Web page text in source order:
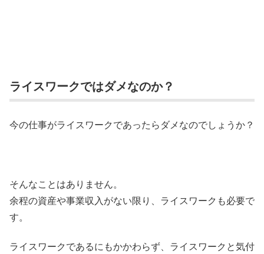
ライスワークではダメなのか？
今の仕事がライスワークであったらダメなのでしょうか？
そんなことはありません。
余程の資産や事業収入がない限り、ライスワークも必要で
す。
ライスワークであるにもかかわらず、ライスワークと気付